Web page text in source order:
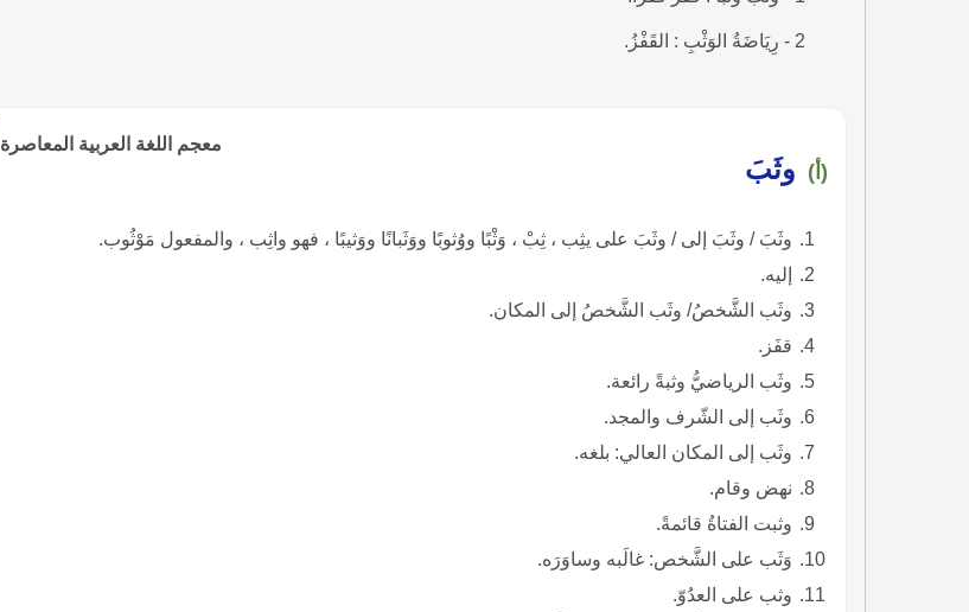
2 - رِيَاضَةُ الوَثْبِ : القَفْزُ.
معجم اللغة العربية المعاصرة
(أ) وثَبَ
وثَبَ / وثَبَ إلى / وثَبَ على يثِب ، ثِبْ ، وَثْبًا ووُثوبًا ووَثَبانًا ووَثيبًا ، فهو واثِب ، والمفعول مَوْثُوب.
إليه.
وثَب الشَّخصُ/ وثَب الشَّخصُ إلى المكان.
قفَز.
وثَب الرياضيُّ وثبةً رائعة.
وثَب إلى الشّرف والمجد.
وثَب إلى المكان العالي: بلغه.
نهض وقام.
وثبت الفتاةُ قائمةً.
وَثَب على الشَّخص: غالَبه وساوَرَه.
وثب على العدُوّ.